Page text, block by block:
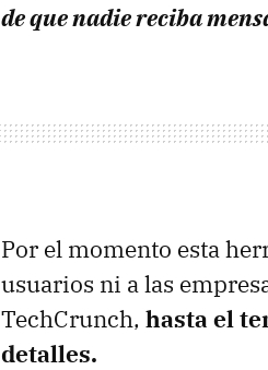
de que nadie reciba
Por el momento esta
usuarios ni a las
TechCrunch, hasta el
detalles.